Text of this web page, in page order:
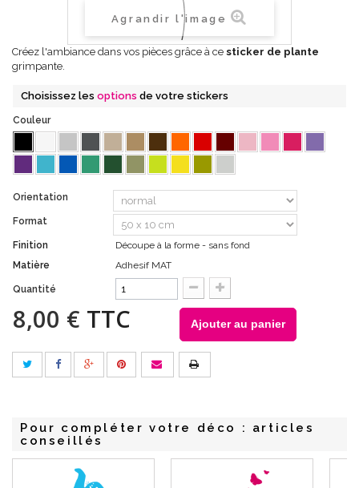
Agrandir l'image
Créez l'ambiance dans vos pièces grâce à ce sticker de plante
grimpante.
Choisissez les options de votre stickers
Couleur
Orientation
Format
Finition
Découpe à la forme - sans fond
Matière
Adhesif MAT
Quantité
8,00 € TTC Ajouter au panier
Pour compléter votre déco : articles
conseillés